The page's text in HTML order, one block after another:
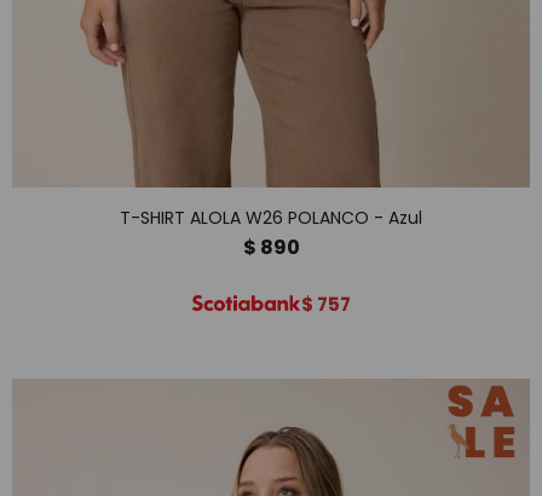
T-SHIRT ALOLA W26 POLANCO - Azul
$ 890
$ 757